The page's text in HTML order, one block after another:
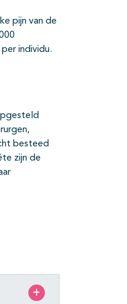
pijn van de
individu.
besteed
zijn de